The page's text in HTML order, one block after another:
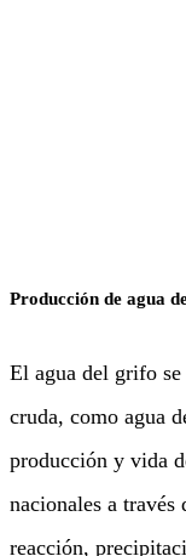
Producción de agua
El agua del grifo
cruda, como agua
producción y vida
nacionales a través
reacción,